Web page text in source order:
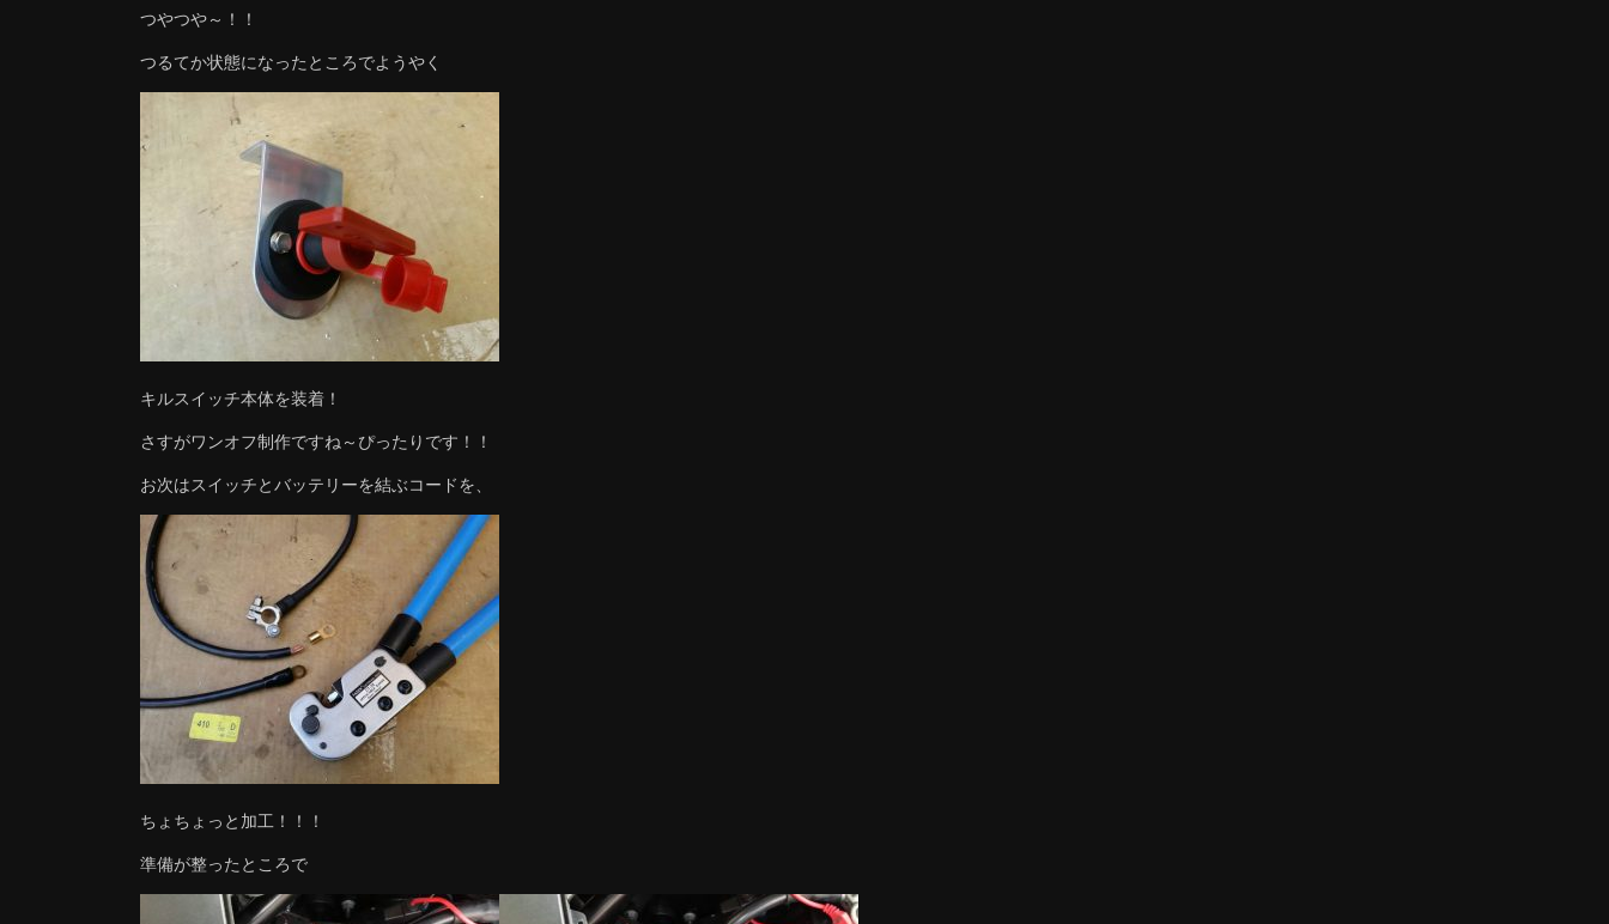
つやつや～！！
つるてか状態になったところでようやく
キルスイッチ本体を装着！
さすがワンオフ制作ですね～ぴったりです！！
お次はスイッチとバッテリーを結ぶコードを、
ちょちょっと加工！！！
準備が整ったところで